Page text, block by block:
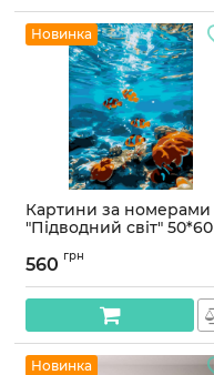
Новинка
Картини за номерами
"Підводний світ" 50*60
Артикул:
560 грн
Новинка